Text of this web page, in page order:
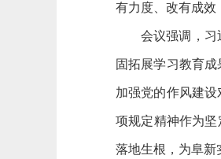
有力度、改有成效
会议强调，习
固拓展学习教育
加强党的作风建
项规定精神作为
落地生根，为阜新